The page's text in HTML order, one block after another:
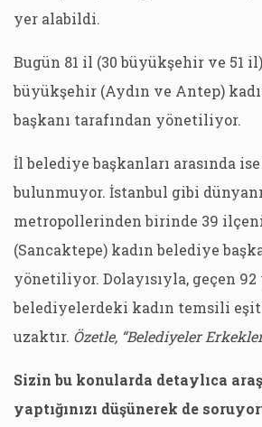
yer alabildi.
Bugün 81 il (30 büyükşehir ve 51
büyükşehir (Aydın ve Antep)
başkanı tarafından yönetiliyor.
İl belediye başkanları arasında
bulunmuyor. İstanbul gibi
metropollerinden birinde 39
(Sancaktepe) kadın belediye
yönetiliyor. Dolayısıyla, geçen 92
belediyelerdeki kadın temsili
uzaktır. Özetle, “Belediyeler
Sizin bu konularda detaylıca
yaptığınızı düşünerek de